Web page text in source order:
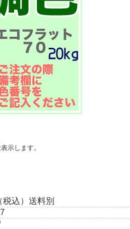
示します。
税込）送料別